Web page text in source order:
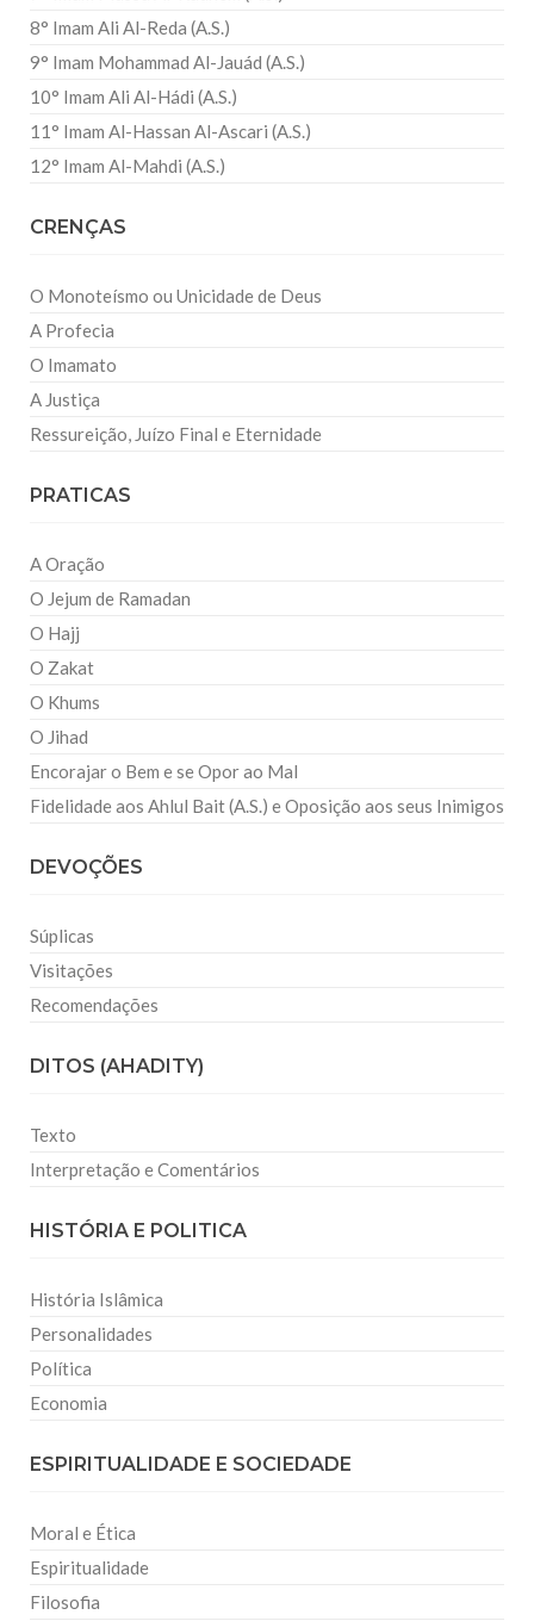
8° Imam Ali Al-Reda (A.S.)
9° Imam Mohammad Al-Jauád (A.S.)
10° Imam Ali Al-Hádi (A.S.)
11° Imam Al-Hassan Al-Ascari (A.S.)
12° Imam Al-Mahdi (A.S.)
CRENÇAS
O Monoteísmo ou Unicidade de Deus
A Profecia
O Imamato
A Justiça
Ressureição, Juízo Final e Eternidade
PRATICAS
A Oração
O Jejum de Ramadan
O Hajj
O Zakat
O Khums
O Jihad
Encorajar o Bem e se Opor ao Mal
Fidelidade aos Ahlul Bait (A.S.) e Oposição aos seus Inimigos
DEVOÇÕES
Súplicas
Visitações
Recomendações
DITOS (AHADITY)
Texto
Interpretação e Comentários
HISTÓRIA E POLITICA
História Islâmica
Personalidades
Política
Economia
ESPIRITUALIDADE E SOCIEDADE
Moral e Ética
Espiritualidade
Filosofia